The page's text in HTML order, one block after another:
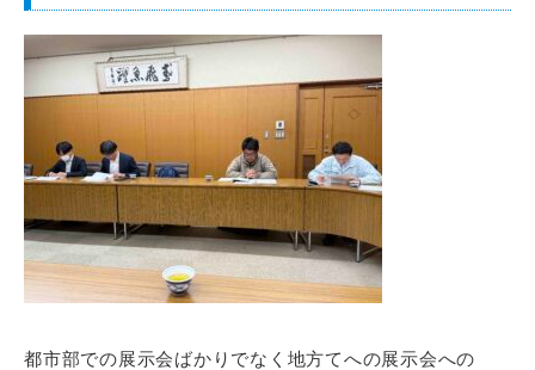
都市部での展示会ばかりでなく地方てへの展示会への